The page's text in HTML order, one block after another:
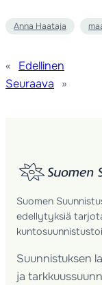
Anna Haataja
«
Edellinen
Seuraava
»
Suomen
edellytyksiä
Suunnistuksen
ja